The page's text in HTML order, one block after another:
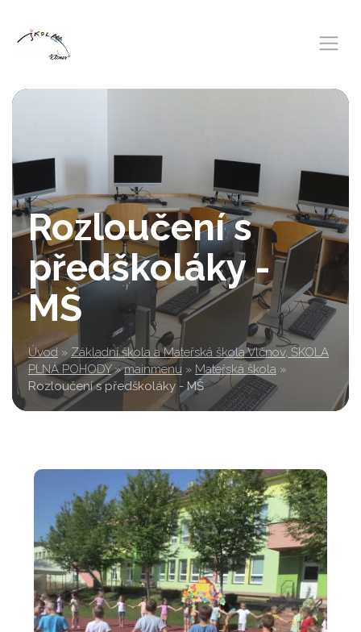
Rozloučení s
předškoláky -
MŠ
Úvod » Základní škola a Mateřská škola Vlčnov, ŠKOLA
PLNÁ POHODY » mainmenu » Mateřská škola »
Rozloučení s předškoláky - MŠ